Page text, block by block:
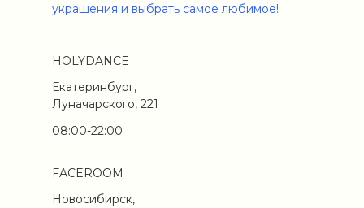
Екатеринбург,
Луначарского, 221
HOLYDANCE
08:00-22:00
украшения и выбрать самое любимое!
FACEROOM
Новосибирск,